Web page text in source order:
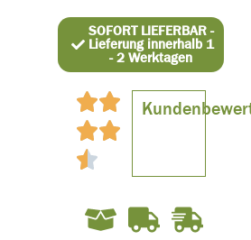
SOFORT LIEFERBAR -
Lieferung innerhalb 1
- 2 Werktagen